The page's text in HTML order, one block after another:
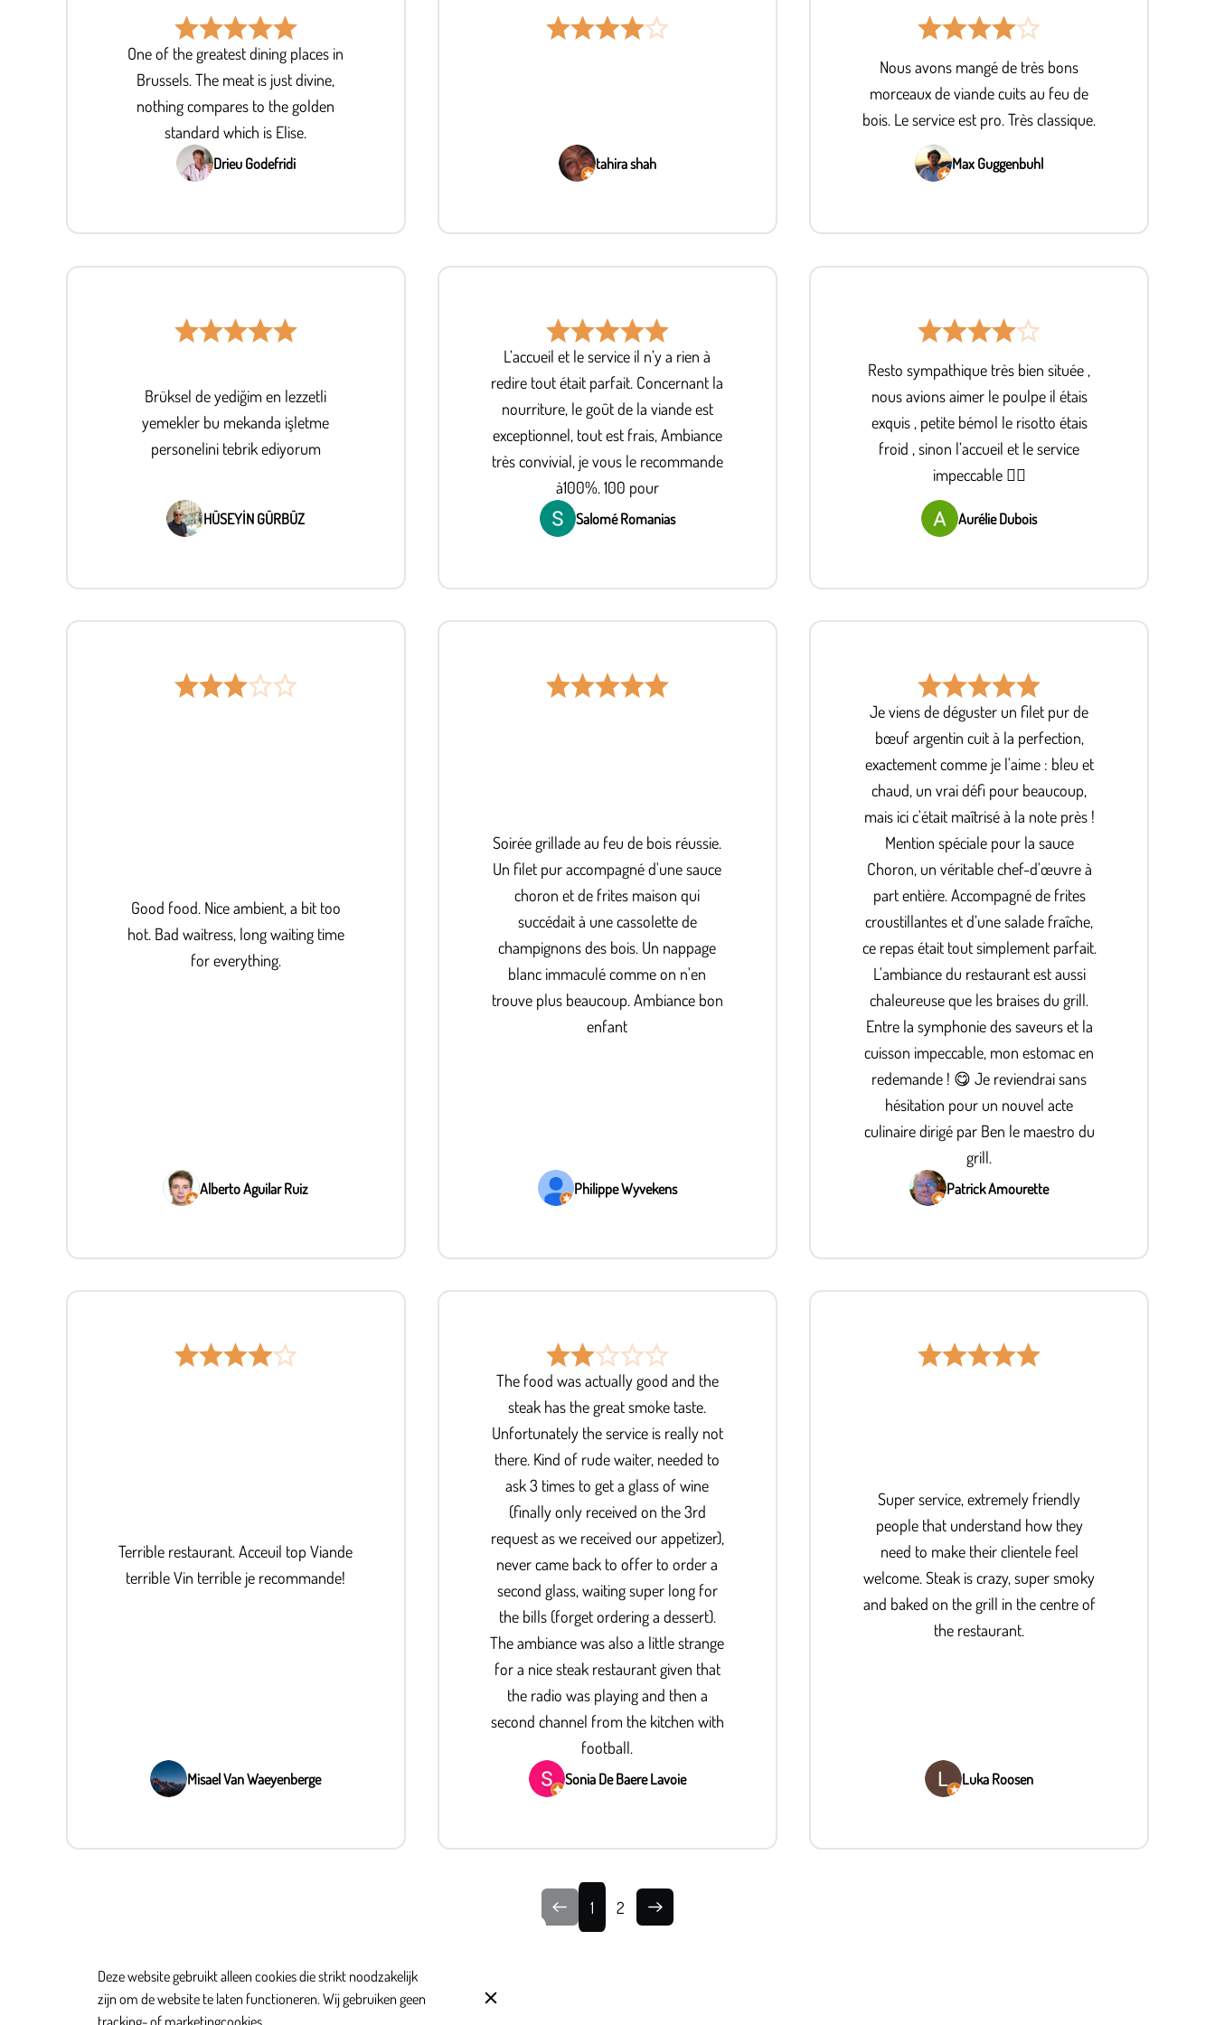
One of the greatest dining places in
Brussels. The meat is just divine,
nothing compares to the golden
standard which is Elise.
Drieu Godefridi tahira shah
Nous avons mangé de très bons
morceaux de viande cuits au feu de
bois. Le service est pro. Très classique.
Max Guggenbuhl
Brüksel de yediğim en lezzetli
yemekler bu mekanda işletme
personelini tebrik ediyorum
HÜSEYİN GÜRBÜZ
L’accueil et le service il n’y a rien à
redire tout était parfait. Concernant la
nourriture, le goût de la viande est
exceptionnel, tout est frais, Ambiance
très convivial, je vous le recommande
à100%. 100 pour
Salomé Romanias
Resto sympathique très bien située ,
nous avions aimer le poulpe il étais
exquis , petite bémol le risotto étais
froid , sinon l’accueil et le service
impeccable 👌🏽
Aurélie Dubois
Good food. Nice ambient, a bit too
hot. Bad waitress, long waiting time
for everything.
Alberto Aguilar Ruiz
Soirée grillade au feu de bois réussie.
Un filet pur accompagné d'une sauce
choron et de frites maison qui
succédait à une cassolette de
champignons des bois. Un nappage
blanc immaculé comme on n'en
trouve plus beaucoup. Ambiance bon
enfant
Philippe Wyvekens
Je viens de déguster un filet pur de
bœuf argentin cuit à la perfection,
exactement comme je l'aime : bleu et
chaud, un vrai défi pour beaucoup,
mais ici c'était maîtrisé à la note près !
Mention spéciale pour la sauce
Choron, un véritable chef-d'œuvre à
part entière. Accompagné de frites
croustillantes et d’une salade fraîche,
ce repas était tout simplement parfait.
L'ambiance du restaurant est aussi
chaleureuse que les braises du grill.
Entre la symphonie des saveurs et la
cuisson impeccable, mon estomac en
redemande ! 😋 Je reviendrai sans
hésitation pour un nouvel acte
culinaire dirigé par Ben le maestro du
grill.
Patrick Amourette
Terrible restaurant. Acceuil top Viande
terrible Vin terrible je recommande!
Misael Van Waeyenberge
The food was actually good and the
steak has the great smoke taste.
Unfortunately the service is really not
there. Kind of rude waiter, needed to
ask 3 times to get a glass of wine
(finally only received on the 3rd
request as we received our appetizer),
never came back to offer to order a
second glass, waiting super long for
the bills (forget ordering a dessert).
The ambiance was also a little strange
for a nice steak restaurant given that
the radio was playing and then a
second channel from the kitchen with
football.
Sonia De Baere Lavoie
Super service, extremely friendly
people that understand how they
need to make their clientele feel
welcome. Steak is crazy, super smoky
and baked on the grill in the centre of
the restaurant.
Luka Roosen
1 2
Deze website gebruikt alleen cookies die strikt noodzakelijk
zijn om de website te laten functioneren. Wij gebruiken geen
tracking- of marketingcookies.